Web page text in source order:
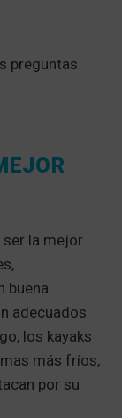
preguntas
ser la mejor
buena
adecuados
los kayaks
más fríos,
por su